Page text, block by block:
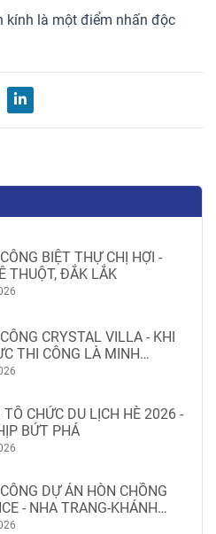
kính là một điểm nhấn độc
BIỆT THỰ CHỊ HỢI -
THUỘT, ĐẮK LẮK
CRYSTAL VILLA - KHI
THI CÔNG LÀ MINH
TỔ CHỨC DU LỊCH HÈ 2026 -
BỨT PHÁ
DỰ ÁN HÒN CHỒNG
- NHA TRANG-KHÁNH